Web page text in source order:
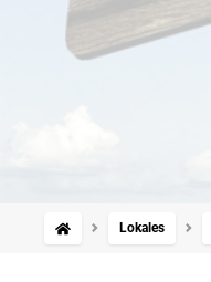
Lokales